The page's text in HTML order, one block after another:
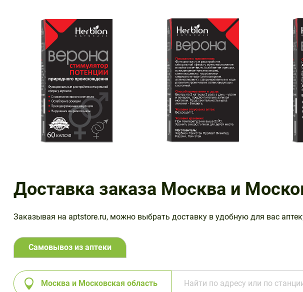
Доставка заказа Москва и
Заказывая на aptstore.ru, можно выбрать доставку в удобную для вас
Самовывоз из аптеки
Москва и Московская область